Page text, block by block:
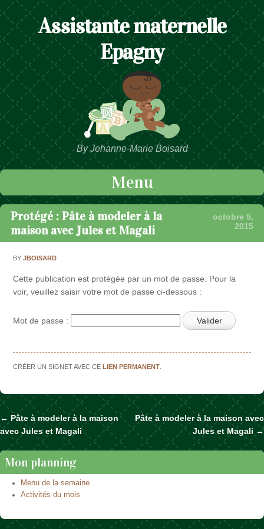
Assistante maternelle
Epagny
By Jehanne-Marie Boisard
Menu
Passer au contenu
Protégé : Pâte à modeler à la
maison avec Jules et Magali
octobre 5,
2015
BYJBOISARD
Cette publication est protégée par un mot de passe. Pour la
voir, veuillez saisir votre mot de passe ci-dessous :
Mot de passe :
CRÉER UN SIGNET AVEC CELIEN PERMANENT
Naviguer dans les articles
← Pâte à modeler à la maison
avec Jules et Magali
Pâte à modeler à la maison avec
Jules et Magali →
Mon planning
Menu de la semaine
Activités du mois